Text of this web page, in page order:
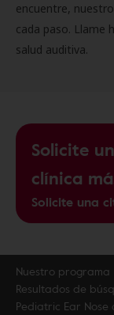
encuentre,
cada paso. Llame
salud auditiva.
Solicite
clínica
Solicite una
Nuestro programa
Resultados de
Pediatric Ear